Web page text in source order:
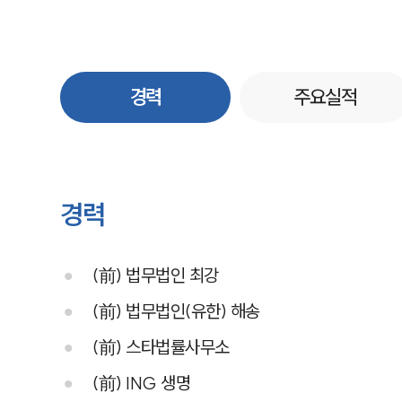
경력 주요실적
경력
(前) 법무법인 최강
(前) 법무법인(유한) 해송
(前) 스타법률사무소
(前) ING 생명